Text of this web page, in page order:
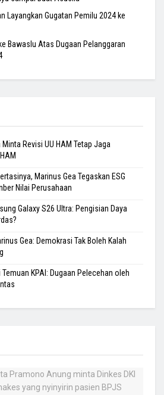
Layangkan Gugatan Pemilu 2024 ke
Bawaslu Atas Dugaan Pelanggaran
Revisi UU HAM Tetap Jaga
Marinus Gea Tegaskan ESG
Nilai Perusahaan
Galaxy S26 Ultra: Pengisian Daya
Gea: Demokrasi Tak Boleh Kalah
Temuan KPAI: Dugaan Pelecehan oleh